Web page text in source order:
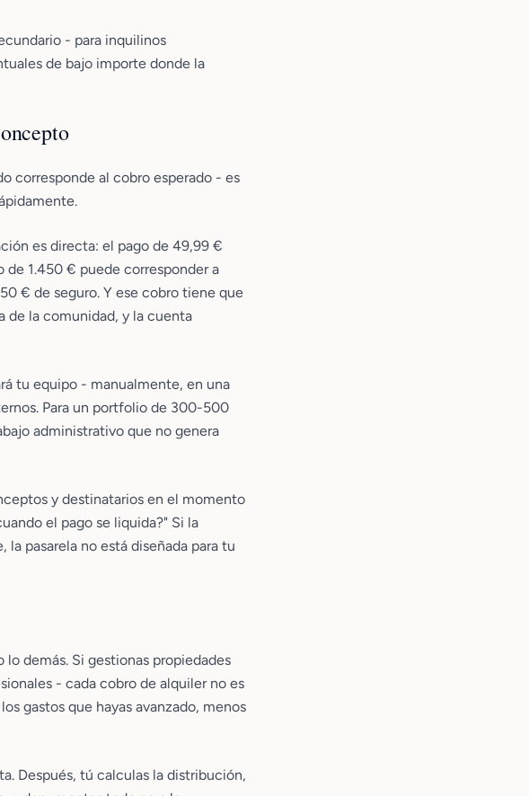
- para inquilinos
de bajo importe donde la
corresponde al cobro esperado - es
es directa: el pago de 49,99 €
1.450 € puede corresponder a
€ de seguro. Y ese cobro tiene que
de la comunidad, y la cuenta
tu equipo - manualmente, en una
Para un portfolio de 300-500
administrativo que no genera
y destinatarios en el momento
el pago se liquida?" Si la
pasarela no está diseñada para tu
lo demás. Si gestionas propiedades
- cada cobro de alquiler no es
gastos que hayas avanzado, menos
Después, tú calculas la distribución,